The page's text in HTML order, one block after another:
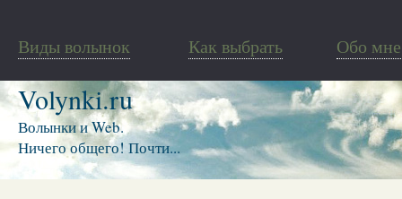
Виды волынок Как выбрать Обо мне
Volynki.ru
Волынки и Web.
Ничего общего! Почти...